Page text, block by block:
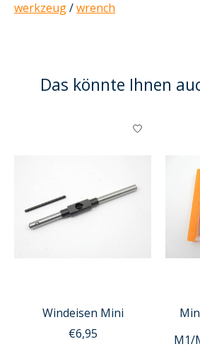
werkzeug/wrench
Das könnte Ihnen
Produkt-Karussell-Artikel
Windeisen Mini
€6,95
M1/